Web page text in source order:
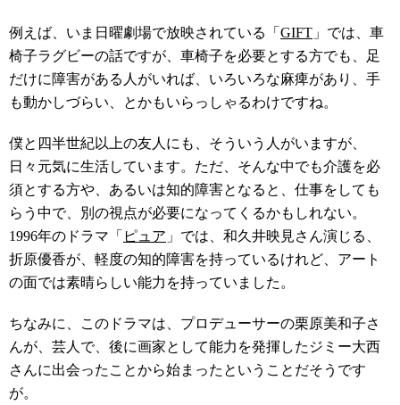
例えば、いま日曜劇場で放映されている「 GIFT 」では、車
椅子ラグビーの話ですが、車椅子を必要とする方でも、足
だけに障害がある人がいれば、いろいろな麻痺があり、手
も動かしづらい、とかもいらっしゃるわけですね。
僕と四半世紀以上の友人にも、そういう人がいますが、
日々元気に生活しています。ただ、そんな中でも介護を必
須とする方や、あるいは知的障害となると、仕事をしても
らう中で、別の視点が必要になってくるかもしれない。
1996年のドラマ「 ピュア 」では、和久井映見さん演じる、
折原優香が、軽度の知的障害を持っているけれど、アート
の面では素晴らしい能力を持っていました。
ちなみに、このドラマは、プロデューサーの栗原美和子さ
んが、芸人で、後に画家として能力を発揮したジミー大西
さんに出会ったことから始まったということだそうです
が。